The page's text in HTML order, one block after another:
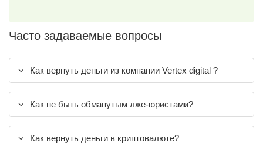
Часто задаваемые вопросы
Как вернуть деньги из компании Vertex digital ?
Как не быть обманутым лже-юристами?
Как вернуть деньги в криптовалюте?